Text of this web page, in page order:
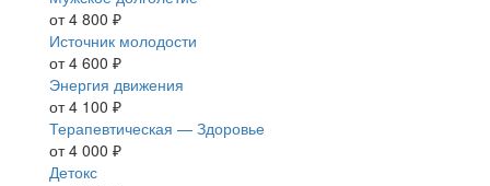
от 4 800 ₽
Источник молодости
от 4 600 ₽
Энергия движения
от 4 100 ₽
Терапевтическая — Здоровье
от 4 000 ₽
Детокс